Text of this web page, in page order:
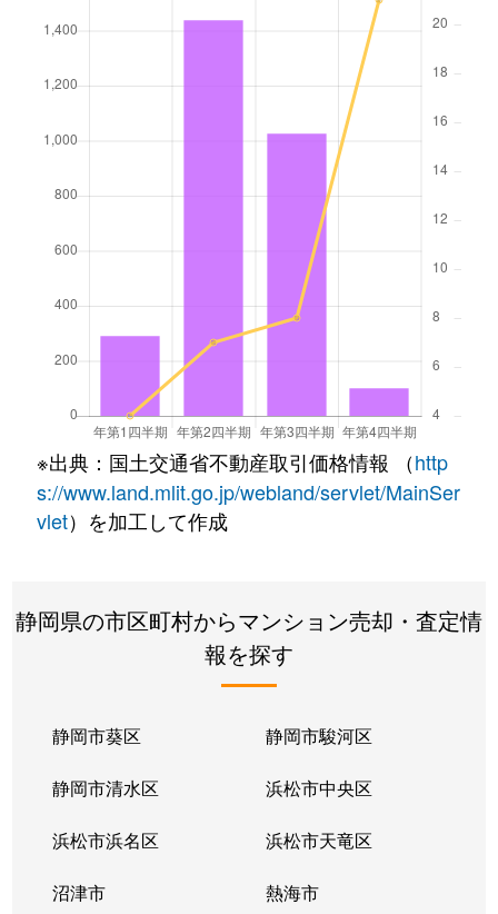
※出典：国土交通省不動産取引価格情報 （http
s://www.land.mlit.go.jp/webland/servlet/MainSer
vlet）を加工して作成
静岡県の市区町村からマンション売却・査定情
報を探す
静岡市葵区 静岡市駿河区
静岡市清水区 浜松市中央区
浜松市浜名区 浜松市天竜区
沼津市 熱海市